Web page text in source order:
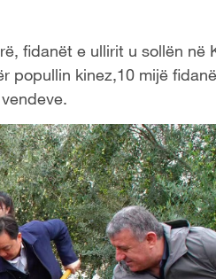
fidanët e ullirit u sollën në
popullin kinez,10 mijë